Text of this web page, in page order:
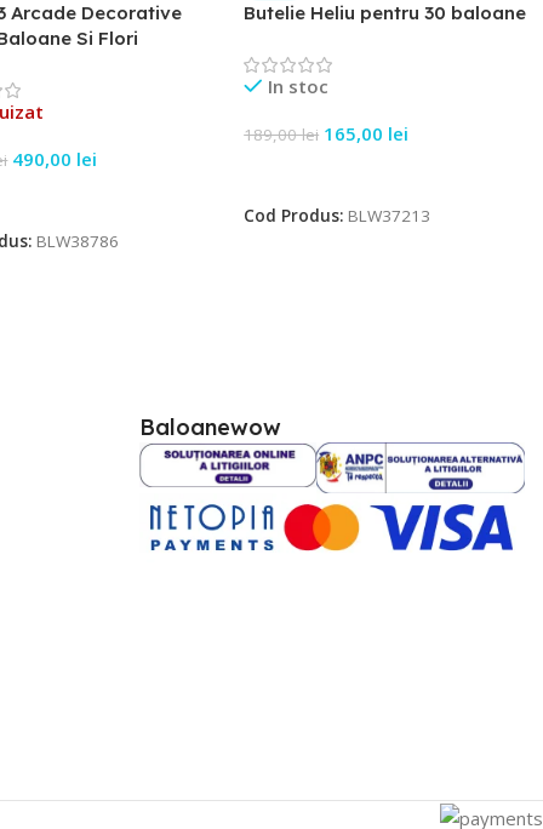
Arcade Decorative
Si Flori
490,00 lei
BLW38786
Butelie Heliu pentru 30 baloane
In stoc
189,00lei 165,00 lei
Cod Produs: BLW37213
Baloanewow